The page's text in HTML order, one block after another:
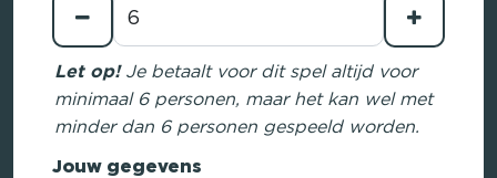
Let op!Je betaalt voor dit spel altijd voor
minimaal 6 personen, maar het kan wel met
minder dan 6 personen gespeeld worden.
Jouw gegevens